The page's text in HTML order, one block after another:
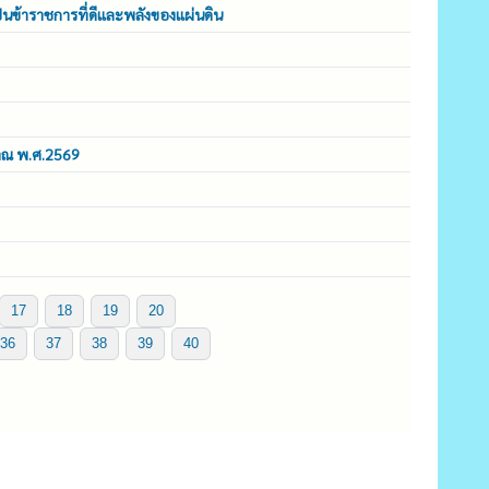
ข้าราชการที่ดีและพลังของแผ่นดิน
ณ พ.ศ.2569
17 18 19
20
36
37 38 39 40